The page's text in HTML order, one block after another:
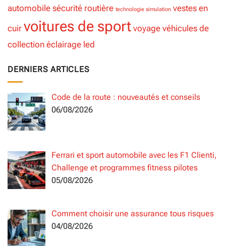
automobile sécurité routière technologie simulation vestes en
cuir voitures de sport voyage véhicules de
collection éclairage led
DERNIERS ARTICLES
Code de la route : nouveautés et conseils
06/08/2026
Ferrari et sport automobile avec les F1 Clienti,
Challenge et programmes fitness pilotes
05/08/2026
Comment choisir une assurance tous risques
04/08/2026